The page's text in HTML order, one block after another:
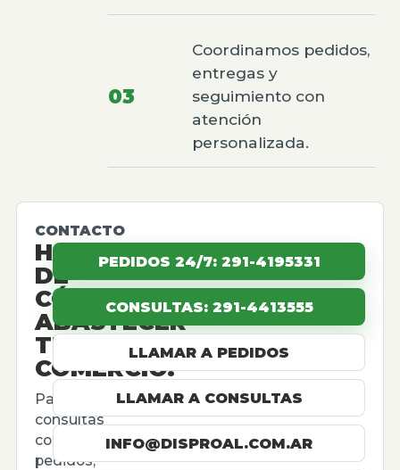
03
Coordinamos pedidos,
entregas y
seguimiento con
atención
personalizada.
CONTACTO
HABLEMOS
DE
CÓMO
ABASTECER
TU
COMERCIO.
Para
consultas
comerciales,
pedidos,
PEDIDOS 24/7: 291-4195331
CONSULTAS: 291-4413555
LLAMAR A PEDIDOS
LLAMAR A CONSULTAS
INFO@DISPROAL.COM.AR